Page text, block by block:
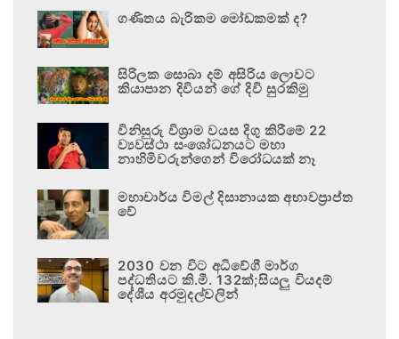
ගණිතය බැරිකම මෝඩකමක් ද?
සිරිලක සොබා දම් අසිරිය ලොවට
කියාපාන දිවියන් ගේ දිවි සුරකිමු
විනිසුරු විශ්‍රාම වයස දිගු කිරීමේ 22
ව්‍යවස්ථා සංශෝධනයට මහා
නාහිමිවරුන්ගෙන් විරෝධයක් නෑ
මහාචාර්ය විමල් දිසානායක අභාවප්‍රාප්ත
වේ
2030 වන විට අධිවේගී මාර්ග
පද්ධතියට කි.මී. 132ක්;සියලු වියදම්
දේශීය අරමුදල්වලින්